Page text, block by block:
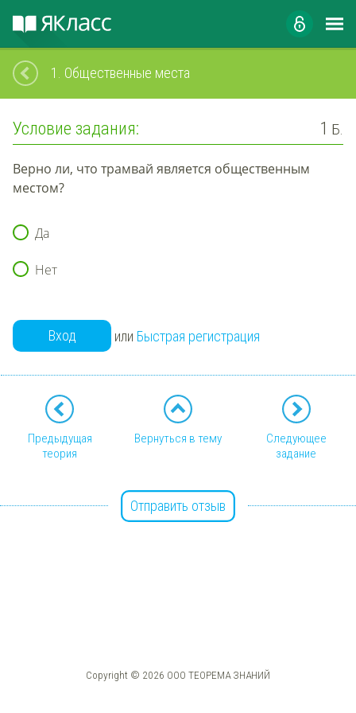
1. Общественные места
Условие задания: 1 Б.
Верно ли, что трамвай является общественным
местом?
Да
Нет
Вход или Быстрая регистрация
Предыдущая
теория
Вернуться в тему
Следующее
задание
Отправить отзыв
Copyright © 2026 ООО ТЕОРЕМА ЗНАНИЙ